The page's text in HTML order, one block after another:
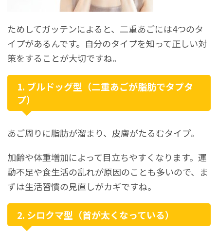
ためしてガッテンによると、二重あごには4つのタ
イプがあるんです。自分のタイプを知って正しい対
策をすることが大切ですね。
1. ブルドッグ型（二重あごが脂肪でタプタ
プ）
あご周りに脂肪が溜まり、皮膚がたるむタイプ。
加齢や体重増加によって目立ちやすくなります。運
動不足や食生活の乱れが原因のことも多いので、ま
ずは生活習慣の見直しがカギですね。
2. シロクマ型（首が太くなっている）